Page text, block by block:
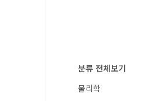
분류 전체보기
물리학